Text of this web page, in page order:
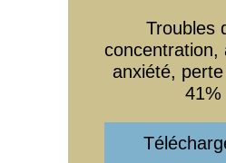
Troubles
concentration,
anxiété, perte
41%